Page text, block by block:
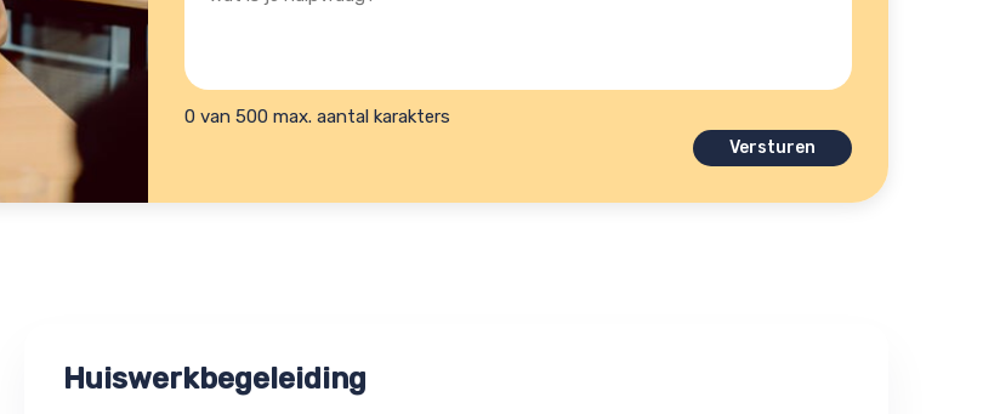
(Vereist)
hulpvraag?
0 van 500 max. aantal karakters
Huiswerkbegeleiding